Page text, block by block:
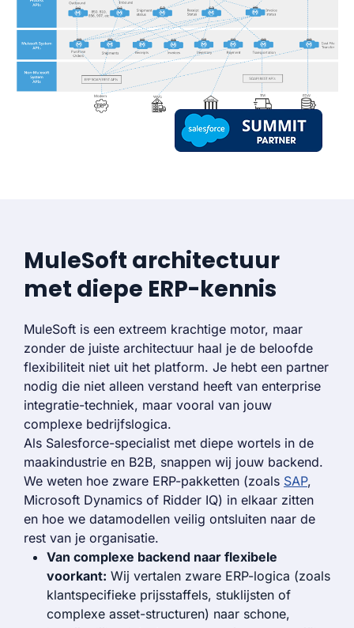
MuleSoft architectuur
met diepe ERP-kennis
MuleSoft is een extreem krachtige motor, maar
zonder de juiste architectuur haal je de beloofde
flexibiliteit niet uit het platform. Je hebt een partner
nodig die niet alleen verstand heeft van enterprise
integratie-techniek, maar vooral van jouw
complexe bedrijfslogica.
Als Salesforce-specialist met diepe wortels in de
maakindustrie en B2B, snappen wij jouw backend.
We weten hoe zware ERP-pakketten (zoals SAP,
Microsoft Dynamics of Ridder IQ) in elkaar zitten
en hoe we datamodellen veilig ontsluiten naar de
rest van je organisatie.
Van complexe backend naar flexibele
voorkant: Wij vertalen zware ERP-logica (zoals
klantspecifieke prijsstaffels, stuklijsten of
complexe asset-structuren) naar schone,